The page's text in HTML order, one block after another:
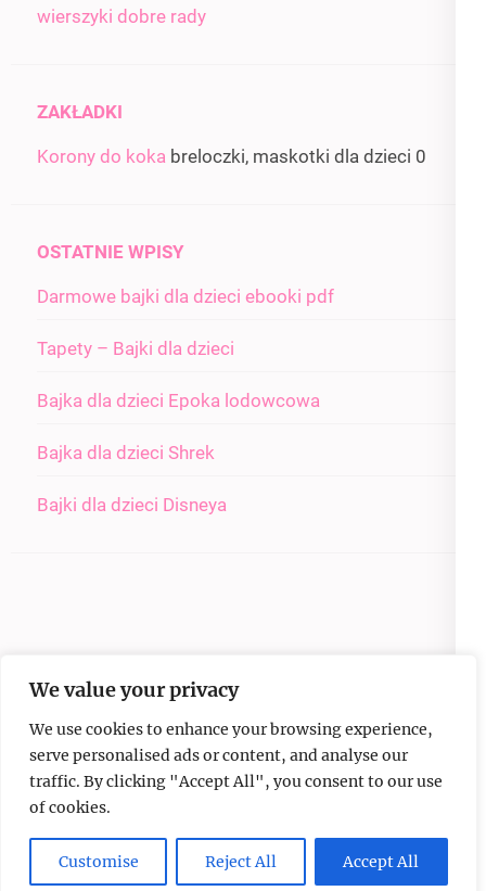
We value your privacy
We use cookies to enhance your browsing experience,
serve personalised ads or content, and analyse our
traffic. By clicking "Accept All", you consent to our use
of cookies.
Customise Reject All Accept All
wierszyki dobre rady
ZAKŁADKI
Korony do koka breloczki, maskotki dla dzieci 0
OSTATNIE WPISY
Darmowe bajki dla dzieci ebooki pdf
Tapety – Bajki dla dzieci
Bajka dla dzieci Epoka lodowcowa
Bajka dla dzieci Shrek
Bajki dla dzieci Disneya
Copyright © 2026